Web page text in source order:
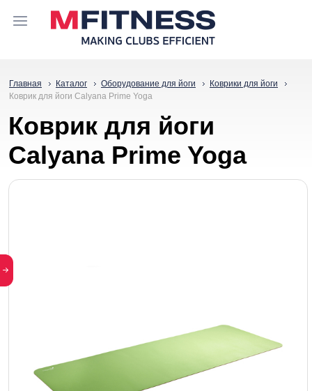
Главная Каталог Оборудование для йоги
Коврики для йоги
Коврик для йоги Calyana Prime Yoga
Коврик для йоги
Calyana Prime Yoga